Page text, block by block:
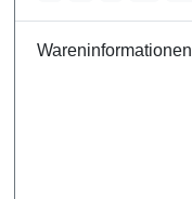
Wareninformationen